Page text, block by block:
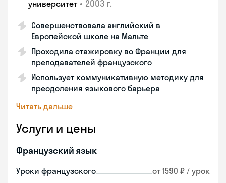
университет • 2003 г.
Совершенствовала английский в
Европейской школе на Мальте
Проходила стажировку во Франции для
преподавателей французского
Использует коммуникативную методику для
преодоления языкового барьера
Читать дальше
Услуги и цены
Французский язык
Уроки французского от 1590 ₽ / урок